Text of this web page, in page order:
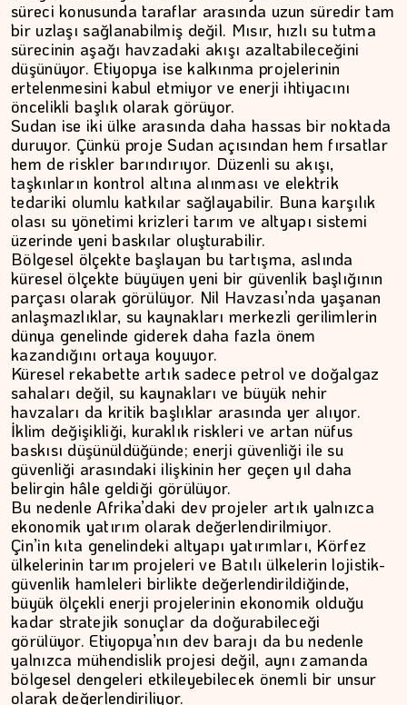
süreci konusunda taraflar arasında uzun süredir tam
bir uzlaşı sağlanabilmiş değil. Mısır, hızlı su tutma
sürecinin aşağı havzadaki akışı azaltabileceğini
düşünüyor. Etiyopya ise kalkınma projelerinin
ertelenmesini kabul etmiyor ve enerji ihtiyacını
öncelikli başlık olarak görüyor.
Sudan ise iki ülke arasında daha hassas bir noktada
duruyor. Çünkü proje Sudan açısından hem fırsatlar
hem de riskler barındırıyor. Düzenli su akışı,
taşkınların kontrol altına alınması ve elektrik
tedariki olumlu katkılar sağlayabilir. Buna karşılık
olası su yönetimi krizleri tarım ve altyapı sistemi
üzerinde yeni baskılar oluşturabilir.
Bölgesel ölçekte başlayan bu tartışma, aslında
küresel ölçekte büyüyen yeni bir güvenlik başlığının
parçası olarak görülüyor. Nil Havzası’nda yaşanan
anlaşmazlıklar, su kaynakları merkezli gerilimlerin
dünya genelinde giderek daha fazla önem
kazandığını ortaya koyuyor.
Küresel rekabette artık sadece petrol ve doğalgaz
sahaları değil, su kaynakları ve büyük nehir
havzaları da kritik başlıklar arasında yer alıyor.
İklim değişikliği, kuraklık riskleri ve artan nüfus
baskısı düşünüldüğünde; enerji güvenliği ile su
güvenliği arasındaki ilişkinin her geçen yıl daha
belirgin hâle geldiği görülüyor.
Bu nedenle Afrika’daki dev projeler artık yalnızca
ekonomik yatırım olarak değerlendirilmiyor.
Çin’in kıta genelindeki altyapı yatırımları, Körfez
ülkelerinin tarım projeleri ve Batılı ülkelerin lojistik-
güvenlik hamleleri birlikte değerlendirildiğinde,
büyük ölçekli enerji projelerinin ekonomik olduğu
kadar stratejik sonuçlar da doğurabileceği
görülüyor. Etiyopya’nın dev barajı da bu nedenle
yalnızca mühendislik projesi değil, aynı zamanda
bölgesel dengeleri etkileyebilecek önemli bir unsur
olarak değerlendiriliyor.
İPEK KOCAMAN
Kitap kafenin rafları arasında…